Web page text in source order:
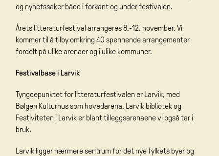
og nyhetssaker både i forkant og under festivalen.
Årets litteraturfestival arrangeres 8.-12. november. Vi
kommer til å tilby omkring 40 spennende arrangementer
fordelt på ulike arenaer og i ulike kommuner.
Festivalbase i Larvik
Tyngdepunktet for litteraturfestivalen er Larvik, med
Bølgen Kulturhus som hovedarena. Larvik bibliotek og
Festiviteten i Larvik er blant tilleggsarenaene vi også tar i
bruk.
Larvik ligger nærmere sentrum for det nye fylkets byer og